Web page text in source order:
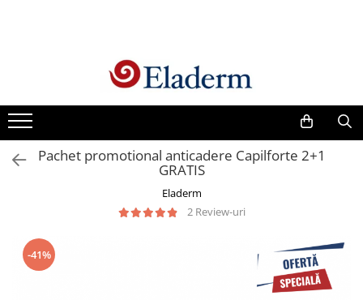
Vezi toate produsele
Creme cu protectie solara
Produse Antirid
Produse Hidratante
Produse Antiacnee
Pachet promotional anticadere Capilforte 2+1
GRATIS
Eladerm
2 Review-uri
-41%